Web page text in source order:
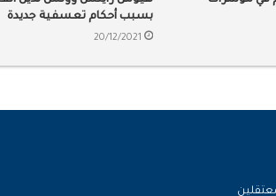
بسبب أحكام تعسفية جديدة
20/12/2021